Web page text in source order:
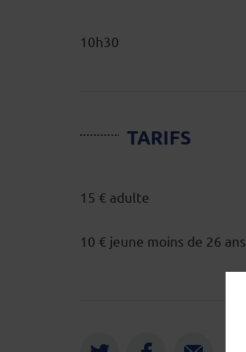
10h30
TARIFS
15 € adulte
10 € jeune moins de 26 ans